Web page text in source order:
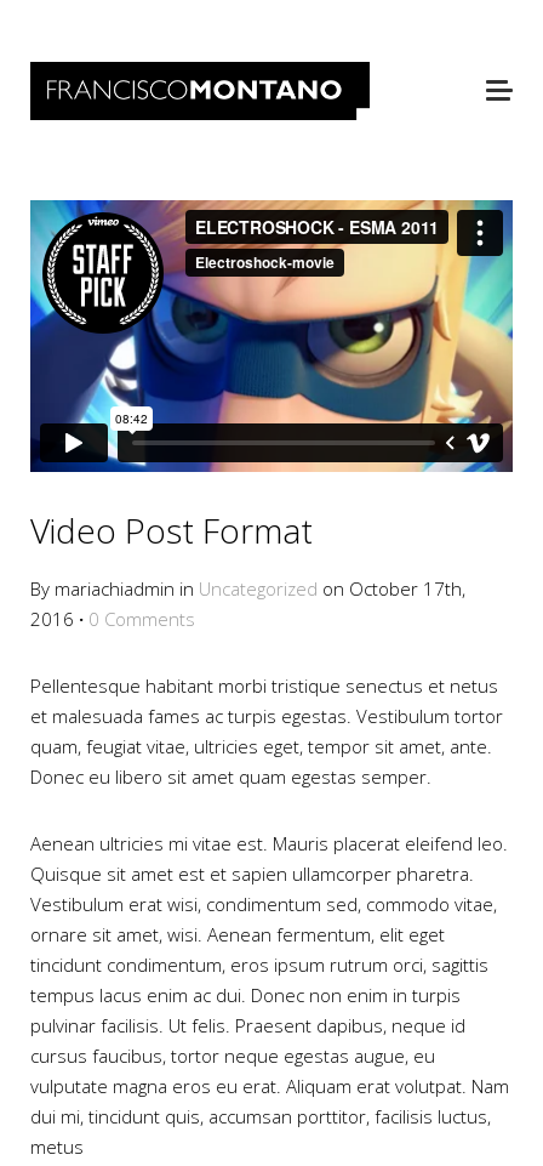
Video Post Format
By mariachiadmin in Uncategorized on October 17th,
2016 · 0 Comments
Pellentesque habitant morbi tristique senectus et netus
et malesuada fames ac turpis egestas. Vestibulum tortor
quam, feugiat vitae, ultricies eget, tempor sit amet, ante.
Donec eu libero sit amet quam egestas semper.
Aenean ultricies mi vitae est. Mauris placerat eleifend leo.
Quisque sit amet est et sapien ullamcorper pharetra.
Vestibulum erat wisi, condimentum sed, commodo vitae,
ornare sit amet, wisi. Aenean fermentum, elit eget
tincidunt condimentum, eros ipsum rutrum orci, sagittis
tempus lacus enim ac dui. Donec non enim in turpis
pulvinar facilisis. Ut felis. Praesent dapibus, neque id
cursus faucibus, tortor neque egestas augue, eu
vulputate magna eros eu erat. Aliquam erat volutpat. Nam
dui mi, tincidunt quis, accumsan porttitor, facilisis luctus,
metus